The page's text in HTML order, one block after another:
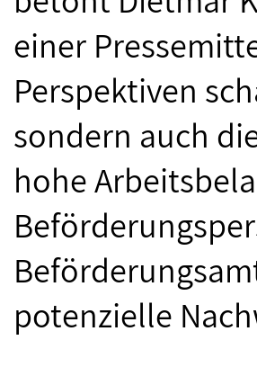
einer
Perspektiven
sondern auch
hohe
potenzielle